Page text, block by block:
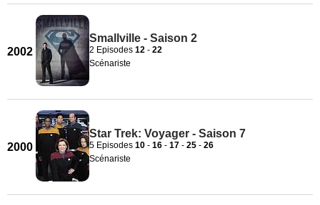
2002
Smallville - Saison 2
2 Episodes 12 - 22
Scénariste
2000
Star Trek: Voyager - Saison 7
5 Episodes 10 - 16 - 17 - 25 - 26
Scénariste